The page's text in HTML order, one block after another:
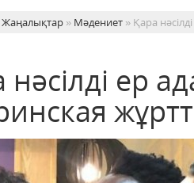
Жаңалықтар » Мәдениет » Қара
нәсілді ер